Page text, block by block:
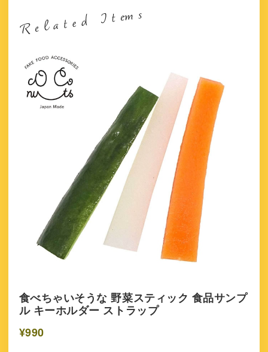
食べちゃいそうな 野菜スティック 食品サンプ
ル キーホルダー ストラップ
¥990